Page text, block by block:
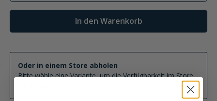
In den Warenkorb
Oder in einem Store abholen
Bitte wähle eine Variante, um die Verfügbarkeit im Store